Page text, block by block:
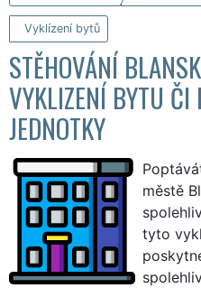
Vyklízení bytů
STĚHOVÁNÍ
VYKLIZENÍ BYTU ČI
JEDNOTKY
městě
tyto